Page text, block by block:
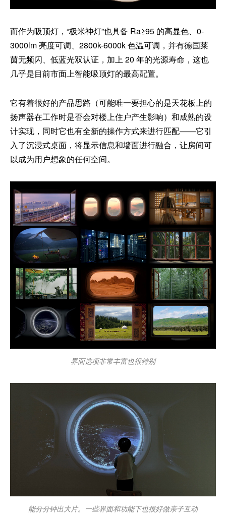
而作为吸顶灯，“极米神灯”也具备 Ra≥95 的高显色、0-
3000lm 亮度可调、2800k-6000k 色温可调，并有德国莱
茵无频闪、低蓝光双认证，加上 20 年的光源寿命，这也
几乎是目前市面上智能吸顶灯的最高配置。
它有着很好的产品思路（可能唯一要担心的是天花板上的
扬声器在工作时是否会对楼上住户产生影响）和成熟的设
计实现，同时它也有全新的操作方式来进行匹配——它引
入了沉浸式桌面，将显示信息和墙面进行融合，让房间可
以成为用户想象的任何空间。
界面选项非常丰富也很特别
能分分钟出大片。一些界面和功能下也很好做亲子互动